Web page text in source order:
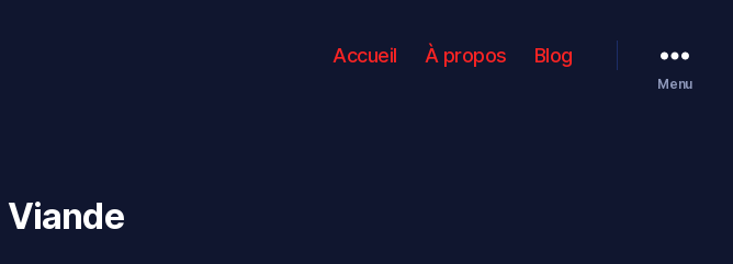
Accueil À propos Blog
Menu
Viande